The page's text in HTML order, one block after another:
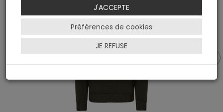
J'ACCEPTE
Préférences de cookies
JE REFUSE